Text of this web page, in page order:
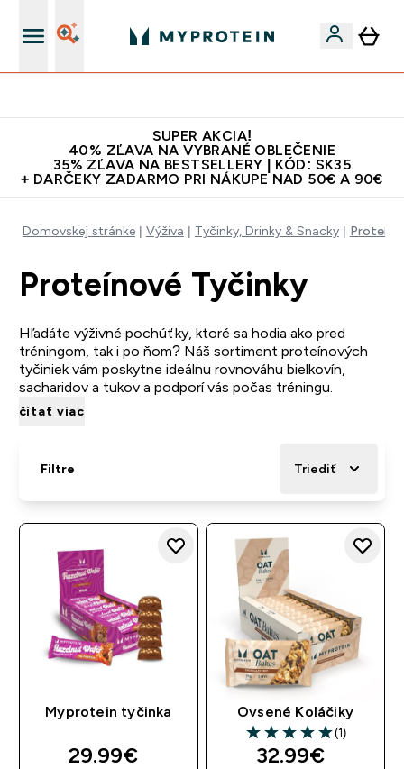
SUPER AKCIA!
40% ZĽAVA NA VYBRANÉ OBLEČENIE
35% ZĽAVA NA BESTSELLERY | KÓD: SK35
+ DARČEKY ZADARMO PRI NÁKUPE NAD 50€ A 90€
Domovskej stránke Výživa Tyčinky, Drinky & Snacky
Proteínové Tyčinky
Hľadáte výživné pochúťky, ktoré sa hodia ako pred
tréningom, tak i po ňom? Náš sortiment proteínových
tyčiniek vám poskytne ideálnu rovnováhu bielkovín,
sacharidov a tukov a podporí vás počas tréningu.
čítať viac
Filtre Triediť
Myprotein tyčinka
29.99€‎
Ovsené Koláčiky
5 out of 5 stars
(1)
32.99€‎